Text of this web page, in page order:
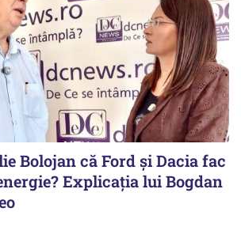
Bolojan că Ford și Dacia fac
Explicația lui Bogdan